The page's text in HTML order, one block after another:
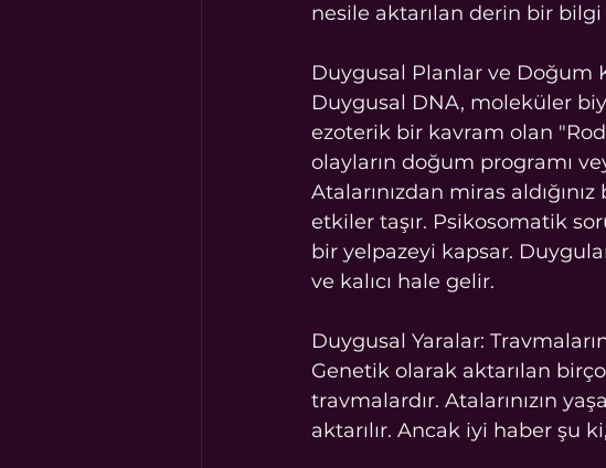
nesile aktarılan derin bir bilgi
Duygusal Planlar ve Doğum
Duygusal DNA, moleküler
ezoterik bir kavram olan
olayların doğum programı
Atalarınızdan miras
etkiler taşır. Psikosomatik
bir yelpazeyi kapsar.
ve kalıcı hale gelir.
Duygusal Yaralar:
Genetik olarak aktarılan
travmalardır. Atalarınızın
aktarılır. Ancak iyi haber şu